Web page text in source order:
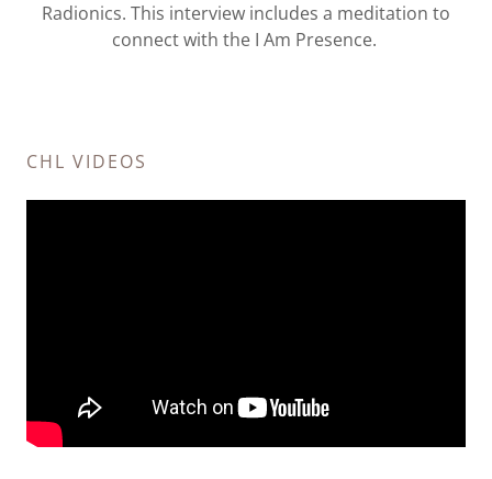
Radionics. This interview includes a meditation to
connect with the I Am Presence.
CHL VIDEOS